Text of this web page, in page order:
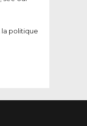
la politique